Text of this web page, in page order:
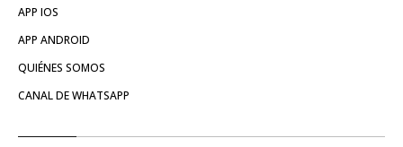
APP IOS
APP ANDROID
QUIÉNES SOMOS
CANAL DE WHATSAPP